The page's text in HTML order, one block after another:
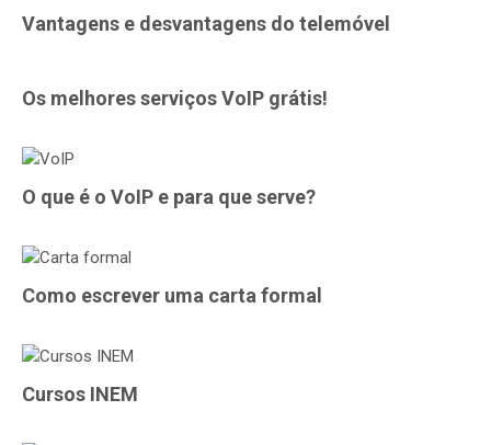
Vantagens e desvantagens do telemóvel
Os melhores serviços VoIP grátis!
O que é o VoIP e para que serve?
Como escrever uma carta formal
Cursos INEM